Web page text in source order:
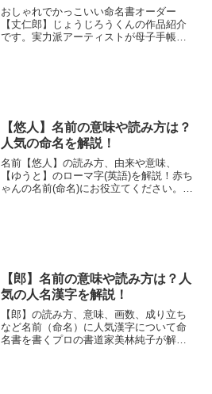
おしゃれでかっこいい命名書オーダー
【丈仁郎】じょうじろうくんの作品紹介
です。実力派アーティストが母子手帳の
【悠人】名前の意味や読み方は？
人気の命名を解説！
名前【悠人】の読み方、由来や意味、
【ゆうと】のローマ字(英語)を解説！赤ち
ゃんの名前(命名)にお役立てください。人
【郎】名前の意味や読み方は？人
気の人名漢字を解説！
【郎】の読み方、意味、画数、成り立ち
など名前（命名）に人気漢字について命
名書を書くプロの書道家美林純子が解